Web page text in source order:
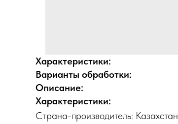
Характеристики:
Варианты обработки:
Описание:
Характеристики:
Страна-производитель: Казахстан